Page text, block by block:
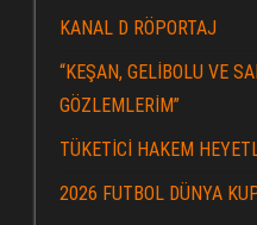
KANAL D RÖPORTAJ
“KEŞAN, GELİBOLU VE
GÖZLEMLERİM”
TÜKETİCİ HAKEM
2026 FUTBOL DÜNYA